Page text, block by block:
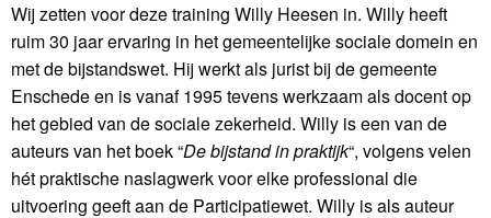
Wij zetten voor deze training Willy Heesen in. Willy heeft
ruim 30 jaar ervaring in het gemeentelijke sociale domein en
met de bijstandswet. Hij werkt als jurist bij de gemeente
Enschede en is vanaf 1995 tevens werkzaam als docent op
het gebied van de sociale zekerheid. Willy is een van de
auteurs van het boek “De bijstand in praktijk“, volgens velen
hét praktische naslagwerk voor elke professional die
uitvoering geeft aan de Participatiewet. Willy is als auteur